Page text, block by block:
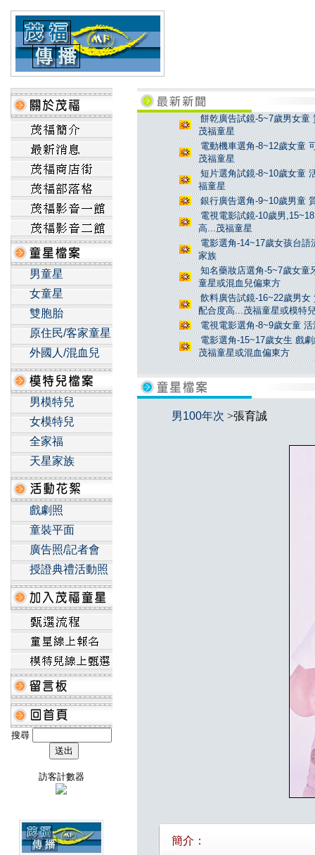
男童星
女童星
雙胞胎
原住民/客家童星
外國人/混血兒
男模特兒
女模特兒
全家福
天星家族
戲劇照
童裝平面
廣告照/記者會
授證典禮活動照
搜尋
訪客計數器
餅乾廣告試鏡-5~7歲男女
茂福童星
電動機車選角-8~12歲女童
茂福童星
短片選角試鏡-8~10歲女童
福童星
銀行廣告選角-9~10歲男童
電視電影試鏡-10歲男
高...茂福童星
電影選角-14~17歲女孩台
家族
知名藥妝店選角-5~7歲女童
童星或混血兒偏東方
飲料廣告試鏡-16~22歲男
配合度高...茂福童星或模特
電視電影選角-8~9歲女童
電影選角-15~17歲女生 戲
茂福童星或混血偏東方
男100年次 >張育誠
簡介：